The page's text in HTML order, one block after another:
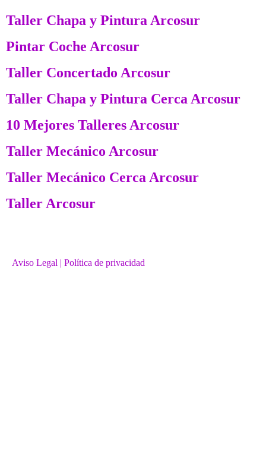
Taller Chapa y Pintura Arcosur
Pintar Coche Arcosur
Taller Concertado Arcosur
Taller Chapa y Pintura Cerca Arcosur
10 Mejores Talleres Arcosur
Taller Mecánico Arcosur
Taller Mecánico Cerca Arcosur
Taller Arcosur
Aviso Legal | Política de privacidad